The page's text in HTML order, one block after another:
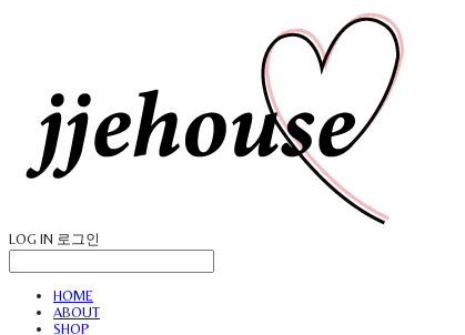
LOG IN 로그인
HOME
ABOUT
SHOP